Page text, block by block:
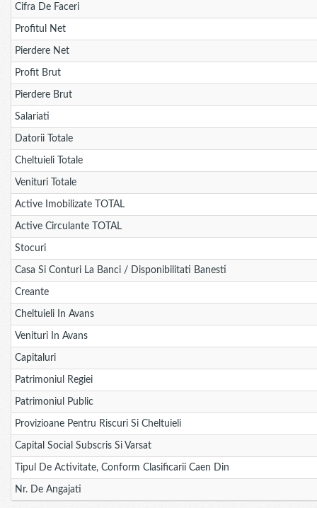
Cifra De Faceri
Profitul Net
Pierdere Net
Profit Brut
Pierdere Brut
Salariati
Datorii Totale
Cheltuieli Totale
Venituri Totale
Active Imobilizate TOTAL
Active Circulante TOTAL
Stocuri
Casa Si Conturi La Banci / Disponibilitati Banesti
Creante
Cheltuieli In Avans
Venituri In Avans
Capitaluri
Patrimoniul Regiei
Patrimoniul Public
Provizioane Pentru Riscuri Si Cheltuieli
Capital Social Subscris Si Varsat
Tipul De Activitate, Conform Clasificarii Caen Din
Nr. De Angajati